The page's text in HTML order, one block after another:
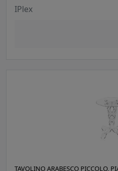
IPlex
TAVOLINO ARABESCO PICCOLO,